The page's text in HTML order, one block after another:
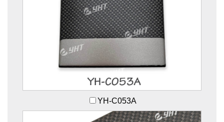
YH-C053A